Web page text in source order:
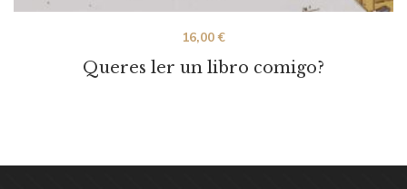
Queres ler un libro comigo?
16,00€